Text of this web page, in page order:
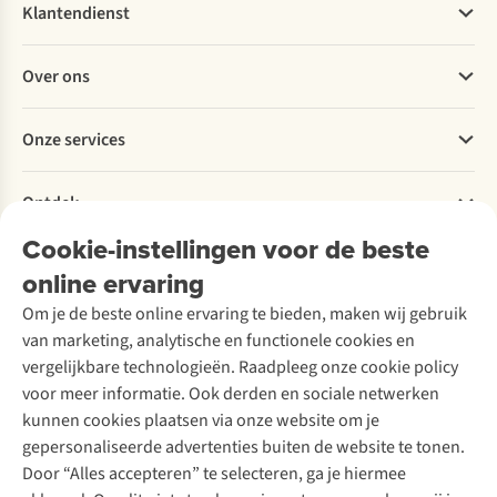
Cookie-instellingen voor de beste
online ervaring
Om je de beste online ervaring te bieden, maken wij gebruik
van marketing, analytische en functionele cookies en
vergelijkbare technologieën. Raadpleeg onze cookie policy
voor meer informatie. Ook derden en sociale netwerken
kunnen cookies plaatsen via onze website om je
gepersonaliseerde advertenties buiten de website te tonen.
Door “Alles accepteren” te selecteren, ga je hiermee
Klantendienst
Bestellen
Betalen
Levering
Retourneren
Bestelling herroepen
Garantie
Contact
Over ons
Explore More
Verantwoord ondernemen
Over Ayacucho
Onze winkels
Over A.S.Adventure
Toegankelijkheidsverklaring
Onze services
Ski-onderhoud
Wasservice
Schoenonderhoud
Schoenherstelling
Kledingherstelling
Retouches
Voor bedrijven
Ontdek
A.S.Magazine
Podcast
Explore Academy
Explore Camp
Gear Check
Inspiratie & advies
Meld je aan voor de nieuwsbrief
Follow us